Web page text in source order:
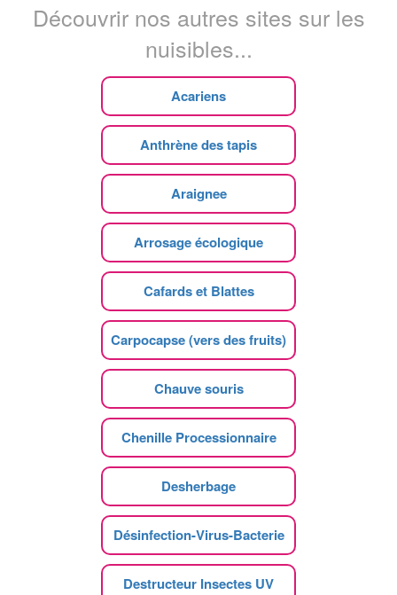
Découvrir nos autres sites sur les
nuisibles...
Acariens
Anthrène des tapis
Araignee
Arrosage écologique
Cafards et Blattes
Carpocapse (vers des fruits)
Chauve souris
Chenille Processionnaire
Desherbage
Désinfection-Virus-Bacterie
Destructeur Insectes UV